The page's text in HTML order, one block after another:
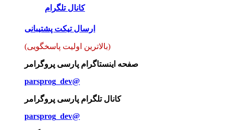
کانال تلگرام
ارسال تیکت پشتیبانی
(بالاترین اولیت پاسخگویی)
صفحه اینستاگرام پارسی پروگرامر
parsprog_dev@
کانال تلگرام پارسی پروگرامر
parsprog_dev@